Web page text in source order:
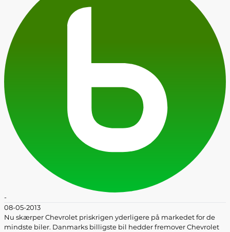
-
08-05-2013
Nu skærper Chevrolet priskrigen yderligere på markedet for de
mindste biler. Danmarks billigste bil hedder fremover Chevrolet